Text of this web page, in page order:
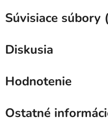
Súvisiace súbory
Diskusia
Hodnotenie
Ostatné